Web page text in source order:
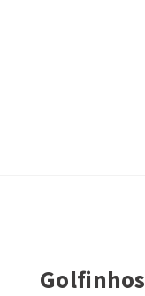
Golfinhos